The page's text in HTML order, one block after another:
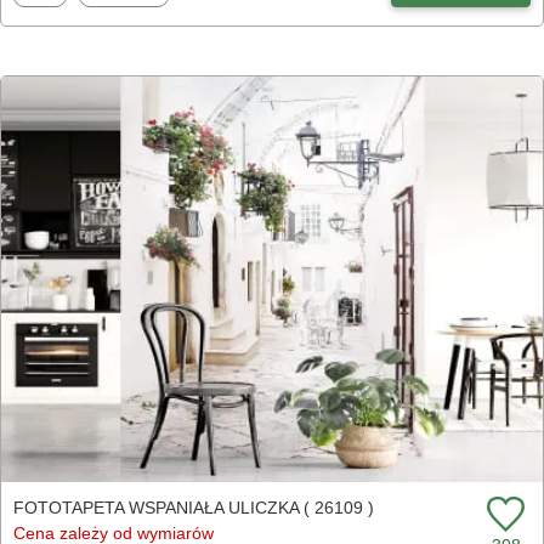
FOTOTAPETA WSPANIAŁA ULICZKA ( 26109 )
Cena zależy od wymiarów